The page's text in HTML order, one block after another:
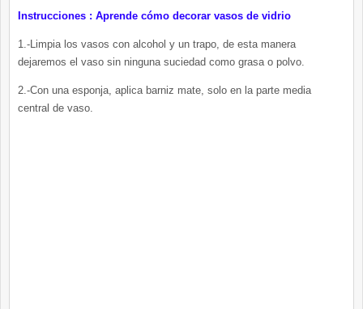
Instrucciones : Aprende cómo decorar vasos de vidrio
1.-Limpia los vasos con alcohol y un trapo, de esta manera
dejaremos el vaso sin ninguna suciedad como grasa o polvo.
2.-Con una esponja, aplica barniz mate, solo en la parte media
central de vaso.